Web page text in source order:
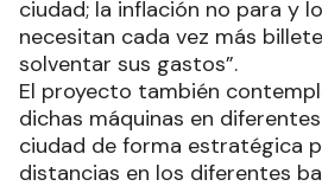
ciudad; la inflación no para y
necesitan cada vez más
solventar sus gastos”.
El proyecto también
dichas máquinas en
ciudad de forma estratégica
distancias en los diferentes